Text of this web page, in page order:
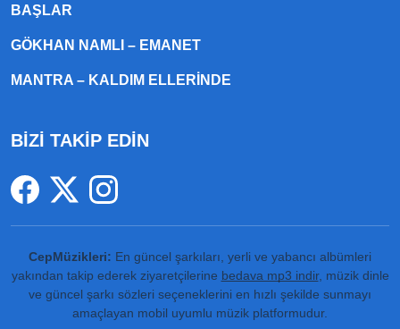
BAŞLAR
GÖKHAN NAMLI – EMANET
MANTRA – KALDIM ELLERINDE
BİZİ TAKİP EDİN
CepMüzikleri: En güncel şarkıları, yerli ve yabancı albümleri
yakından takip ederek ziyaretçilerine bedava mp3 indir, müzik dinle
ve güncel şarkı sözleri seçeneklerini en hızlı şekilde sunmayı
amaçlayan mobil uyumlu müzik platformudur.